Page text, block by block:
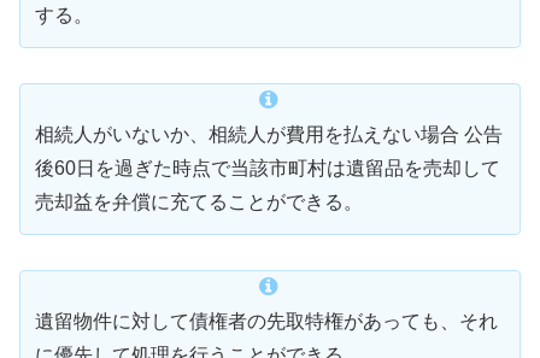
する。
相続人がいないか、相続人が費用を払えない場合 公告
後60日を過ぎた時点で当該市町村は遺留品を売却して
売却益を弁償に充てることができる。
遺留物件に対して債権者の先取特権があっても、それ